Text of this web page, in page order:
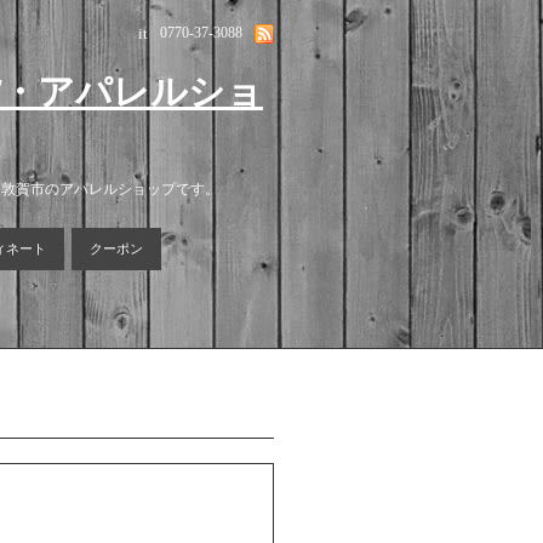
0770-37-3088
it
アパレルショ
賀市のアパレルショップです。
ネート クーポン